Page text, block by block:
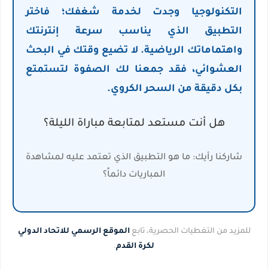
التكنولوجيا وجدت لخدمة شغفك؛ فاختر
التطبيق الذي يناسب سرعة إنترنتك
واهتماماتك الرياضية. لا تضيع وقتك في البحث
العشوائي، فقد جمعنا لك الصفوة لتستمتع
بكل دقيقة من السحر الكروي.
هل أنت مستعد لمتابعة مباراة الليلة؟
شاركنا رأيك: ما هو التطبيق الذي تعتمد عليه لمشاهدة
المباريات دائماً؟
للمزيد من التغطيات الحصرية، تابعالموقع الرسمي للاتحاد الدولي
لكرة القدم.